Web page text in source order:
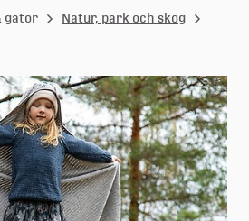
gator
Natur, park och skog